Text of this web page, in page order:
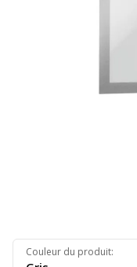
Couleur du produit: